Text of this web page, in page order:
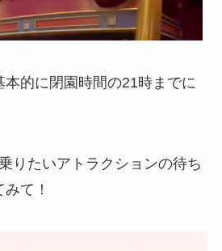
的に閉園時間の21時までに
りたいアトラクションの待ち
て！